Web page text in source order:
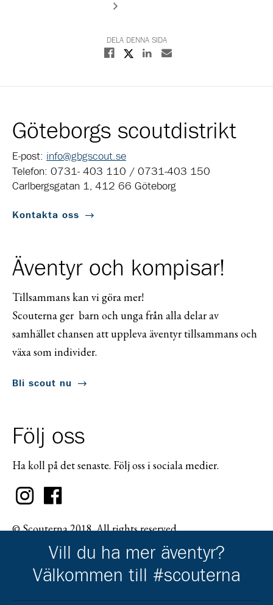
DELA DENNA SIDA
Dela på Facebook
Dela på XDela på Linkedin
Dela med E-post
Göteborgs scoutdistrikt
E-post: info@gbgscout.se
Telefon: 0731- 403 110 / 0731-403 150
Carlbergsgatan 1, 412 66 Göteborg
Kontakta oss
Äventyr och kompisar!
Tillsammans kan vi göra mer!
Scouterna ger barn och unga från alla delar av
samhället chansen att uppleva äventyr tillsammans och
växa som individer.
Bli scout nu
Följ oss
Ha koll på det senaste. Följ oss i sociala medier.
© Scouterna 2018. All rights reserved.
Vill du ha mer äventyr?
Välkommen till #scouterna